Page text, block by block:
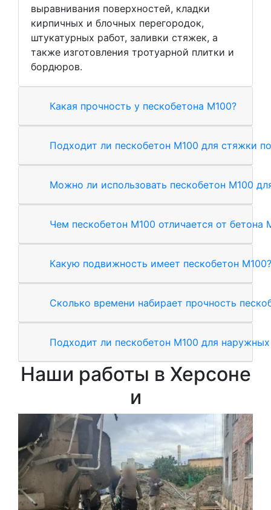
выравнивания поверхностей, кладки
кирпичных и блочных перегородок,
штукатурных работ, заливки стяжек, а
также изготовления тротуарной плитки и
бордюров.
Какая прочность у пескобетона М100?
Подходит ли пескобетон М100 для стяжки
Можно ли использовать пескобетон М100
Чем пескобетон М100 отличается от бетона
Какую подвижность имеет пескобетон М100?
Сколько времени набирает прочность
Подходит ли пескобетон М100 для наружных
Наши работы в Херсоне
и